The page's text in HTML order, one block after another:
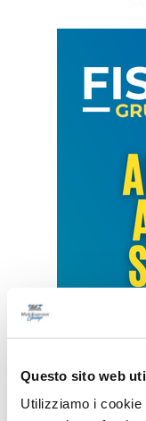
Questo sito web
Utilizziamo i